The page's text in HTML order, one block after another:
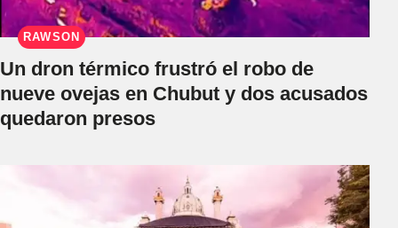
RAWSON
Un dron térmico frustró el robo de
nueve ovejas en Chubut y dos acusados
quedaron presos